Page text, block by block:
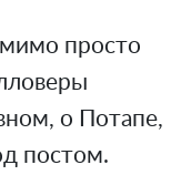
просто
о Потапе,
постом.